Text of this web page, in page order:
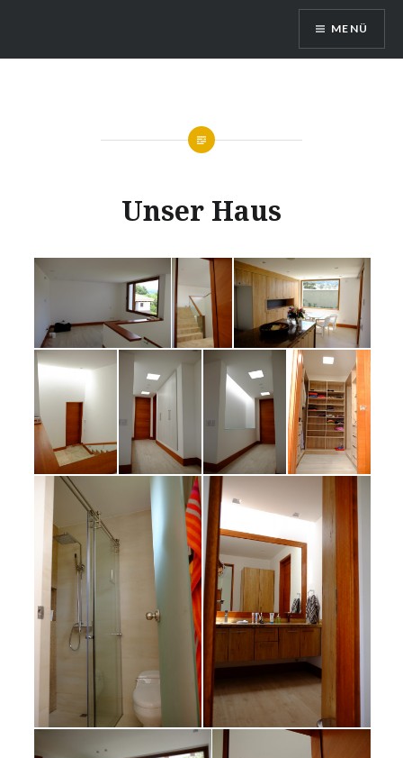
springen
Auslandsschuldienst
MENÜ
Unser Haus